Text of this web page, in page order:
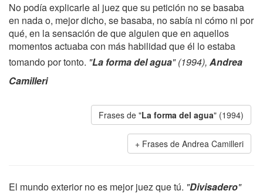
No podía explicarle al juez que su petición no se basaba
en nada o, mejor dicho, se basaba, no sabía ni cómo ni por
qué, en la sensación de que alguien que en aquellos
momentos actuaba con más habilidad que él lo estaba
tomando por tonto. "La forma del agua" (1994), Andrea
Camilleri
Frases de "La forma del agua" (1994)
Frases de Andrea Camilleri
El mundo exterior no es mejor juez que tú. "Divisadero"